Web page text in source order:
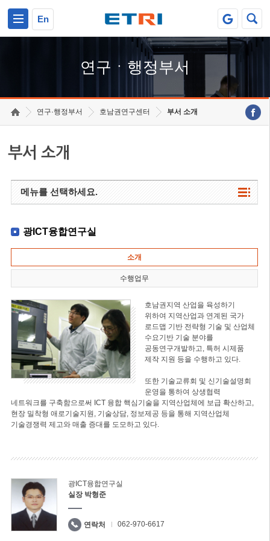
En
연구ㆍ행정부서
연구·행정부서 호남권연구센터 부서 소개
부서 소개
메뉴를 선택하세요.
광ICT융합연구실
소개
수행업무
호남권지역 산업을 육성하기
위하여 지역산업과 연계된 국가
로드맵 기반 전략형 기술 및 산업체
수요기반 기술 분야를
공동연구개발하고, 특허 시제품
제작 지원 등을 수행하고 있다.
또한 기술교류회 및 신기술설명회
운영을 통하여 상생협력
네트워크를 구축함으로써 ICT 융합 핵심기술을 지역산업체에 보급 확산하고,
현장 밀착형 애로기술지원, 기술상담, 정보제공 등을 통해 지역산업체
기술경쟁력 제고와 매출 증대를 도모하고 있다.
광ICT융합연구실
실장 박형준
연락처 062-970-6617